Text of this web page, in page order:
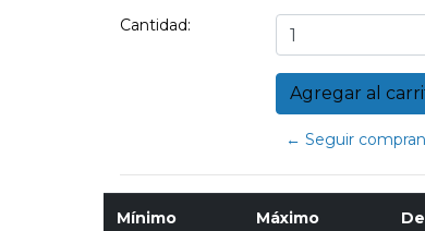
Cantidad:
← Seguir
Mínimo Máximo